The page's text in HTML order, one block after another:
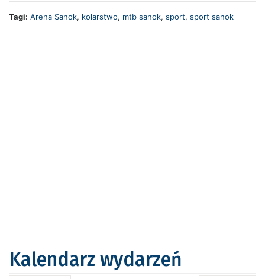
Tagi: Arena Sanok, kolarstwo, mtb sanok, sport, sport sanok
Kalendarz wydarzeń